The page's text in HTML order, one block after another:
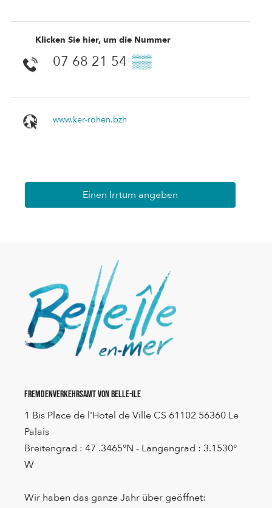
Klicken Sie hier, um die Nummer
07 68 21 54 ▒▒
www.ker-rohen.bzh
Einen Irrtum angeben
Fremdenverkehrsamt von Belle-Ile
1 Bis Place de l'Hotel de Ville CS 61102 56360 Le
Palais
Breitengrad : 47 .3465°N - Längengrad : 3.1530°
W
Wir haben das ganze Jahr über geöffnet: